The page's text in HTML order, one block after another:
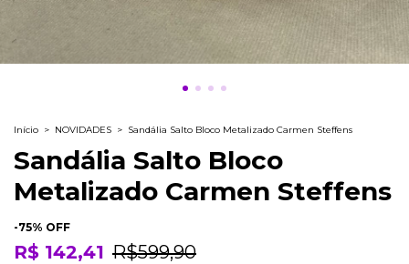
Início > NOVIDADES > Sandália Salto Bloco Metalizado Carmen Steffens
Sandália Salto Bloco
Metalizado Carmen Steffens
-75% OFF
R$ 142,41 R$599,90